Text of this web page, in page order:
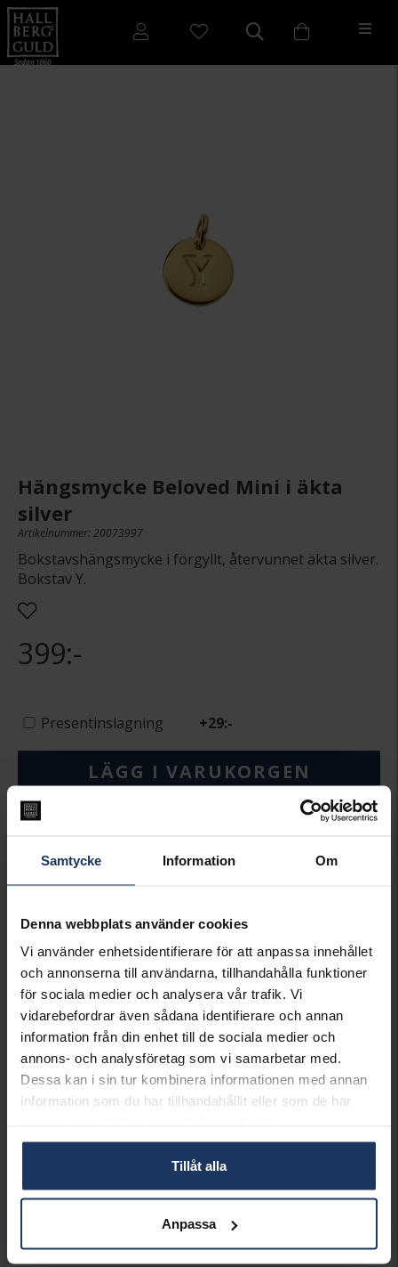
Samtycke Information Om
Denna webbplats använder cookies
Vi använder enhetsidentifierare för att anpassa innehållet
och annonserna till användarna, tillhandahålla funktioner
för sociala medier och analysera vår trafik. Vi
vidarebefordrar även sådana identifierare och annan
information från din enhet till de sociala medier och
annons- och analysföretag som vi samarbetar med.
Dessa kan i sin tur kombinera informationen med annan
information som du har tillhandahållit eller som de har
Tillåt alla
Anpassa
Hängsmycke Beloved Mini i äkta
silver
Artikelnummer: 20073997
Bokstavshängsmycke i förgyllt, återvunnet äkta silver.
Bokstav Y.
399:-
Presentinslagning +29:-
LÄGG I VARUKORGEN
Lagervara.
Öppet köp i 30 dagar vid onlineköp.
INFO
VARUMÄRKE
Syster P
MATERIAL
Silver,Guldpläterat
Matchande produkter och andra varianter
Halsband Beloved i äkta silver
499:-
Halsband Beloved i äkta silver
SYSTER P
699:-
Hängsmycke Beloved Mini i äkta silver
399:-
Andra köpte även